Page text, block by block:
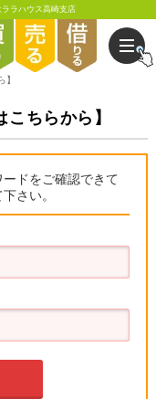
ラハウス高崎支店
】
ちらから】
ドをご確認できて
さい。